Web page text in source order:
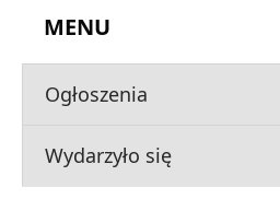
MENU
Ogłoszenia
Wydarzyło się